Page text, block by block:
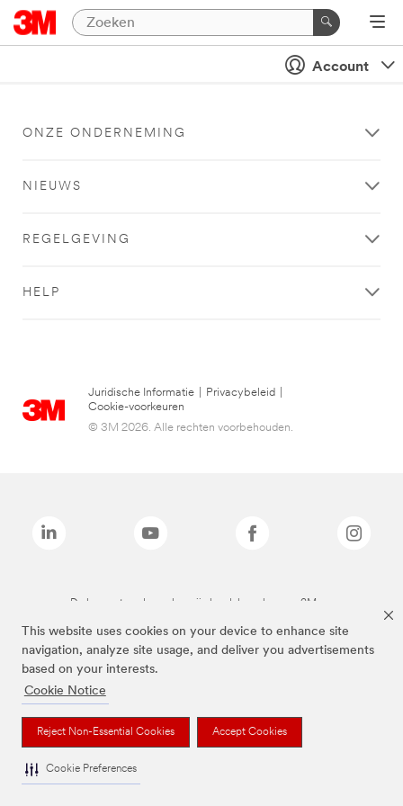
This website uses cookies on your device to enhance site
navigation, analyze site usage, and deliver you advertisements
based on your interests.
Cookie Notice
Reject Non-Essential Cookies Accept Cookies
Cookie Preferences
Account
ONZE ONDERNEMING
NIEUWS
REGELGEVING
HELP
Juridische Informatie Privacybeleid
Cookie-voorkeuren
© 3M 2026. Alle rechten voorbehouden.
De bovenstaande merken zijn handelsmerken van 3M.we